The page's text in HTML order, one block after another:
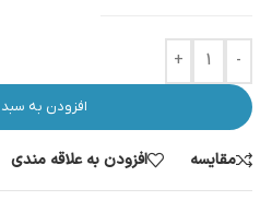
-
+
افزودن به
مقایسه افزودن به علاقه مندی